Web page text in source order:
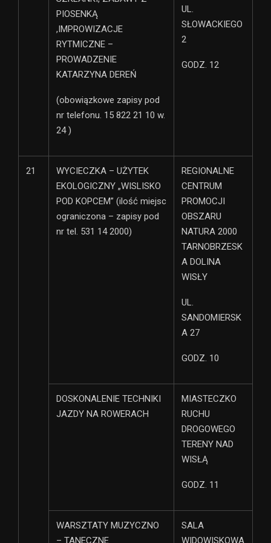
PIOSENKĄ
,IMPROWIZACJE
RYTMICZNE –
PROWADZENIE
KATARZYNA DEREŃ
(obowiązkowe zapisy pod
nr telefonu. 15 822 21 10 w.
24 )
UL.
SŁOWACKIEGO
2
GODZ. 12
21
WYCIECZKA – UŻYTEK
EKOLOGICZNY „WISLISKO
POD KOPCEM” (ilość miejsc
ograniczona – zapisy pod
nr tel. 531 14 2000)
REGIONALNE
CENTRUM
PROMOCJI
OBSZARU
NATURA 2000
TARNOBRZESK
A DOLINA
WISŁY
UL.
SANDOMIERSK
A 27
GODZ. 10
DOSKONALENIE TECHNIKI
JAZDY NA ROWERACH
MIASTECZKO
RUCHU
DROGOWEGO
TERENY NAD
WISŁĄ
GODZ. 11
WARSZTATY MUZYCZNO
– TANECZNE
SALA
WIDOWISKOWA